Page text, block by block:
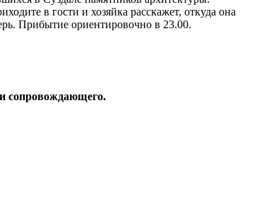
в гости и хозяйка расскажет, откуда она
Прибытие ориентировочно в 23.00.
сопровождающего.